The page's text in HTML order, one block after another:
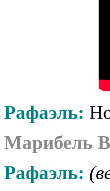
Рафаэль:
Марибель
Рафаэль: